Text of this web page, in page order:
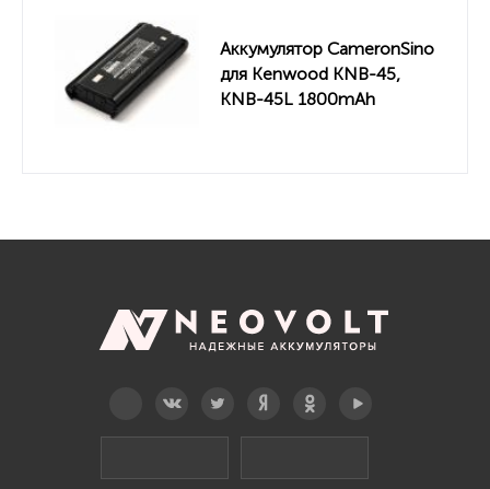
Аккумулятор CameronSino
для Kenwood KNB-45,
KNB-45L 1800mAh